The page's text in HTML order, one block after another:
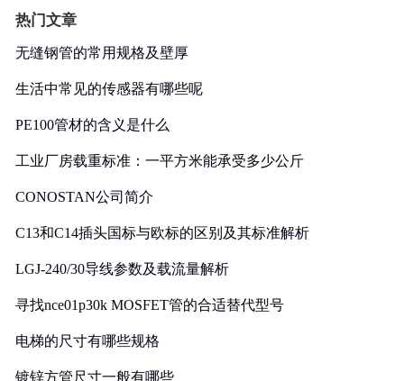
热门文章
无缝钢管的常用规格及壁厚
生活中常见的传感器有哪些呢
PE100管材的含义是什么
工业厂房载重标准：一平方米能承受多少公斤
CONOSTAN公司简介
C13和C14插头国标与欧标的区别及其标准解析
LGJ-240/30导线参数及载流量解析
寻找nce01p30k MOSFET管的合适替代型号
电梯的尺寸有哪些规格
镀锌方管尺寸一般有哪些